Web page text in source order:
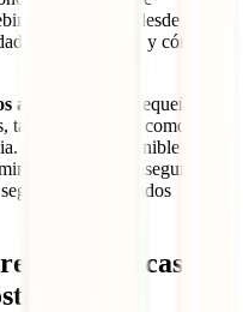
el turismo: desde la
que elegimos y cómo
a tiempo.
Con pequeñas
tanto los viajeros como las
El turismo sostenible no es
posible para asegurar que
siendo visitados
turísticas